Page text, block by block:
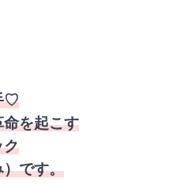
♡
を起こす
ク
です。